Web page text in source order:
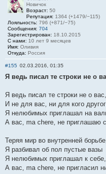
Новичок
Возраст: 50
Репутация: 1364 (+1479/−115)
Лояльность: 796 (+871/−75)
Сообщения: 704
Зарегистрирован: 18.10.2015
С нами: 10 лет 9 месяцев
Имя: Оливия
Откуда: Россия
#155 02.03.2016, 01:35
Я ведь писал те строки не о
Я ведь писал те строки не о вас,
И не для вас, ни для кого
Я нелюбимых приглашал на
А вас, ma chere, не приглашаю
Теряя мир во внутренней
Я разбивал об пол пустые вазы
Я нелюбимых приглашал к себе,
А вас, ma chere, не пригласил